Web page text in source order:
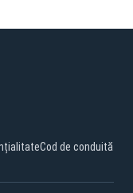
Cod de conduită